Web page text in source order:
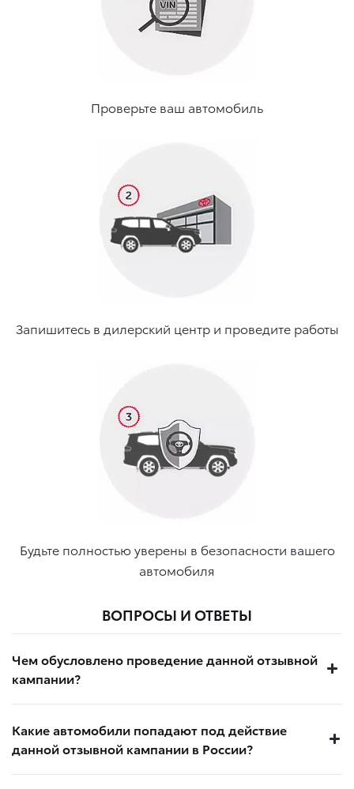
Проверьте ваш автомобиль
Запишитесь в дилерский центр и проведите работы
Будьте полностью уверены в безопасности вашего
автомобиля
ВОПРОСЫ И ОТВЕТЫ
Чем обусловлено проведение данной отзывной
кампании?
Какие автомобили попадают под действие
данной отзывной кампании в России?